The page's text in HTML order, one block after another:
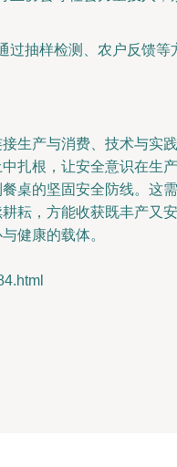
过抽样检测、农户反馈等
生产与消费、技术与实践
扎根，让安全意识在生产
桌的坚固安全防线。这需
耘，方能收获既丰产又安
健康的载体。